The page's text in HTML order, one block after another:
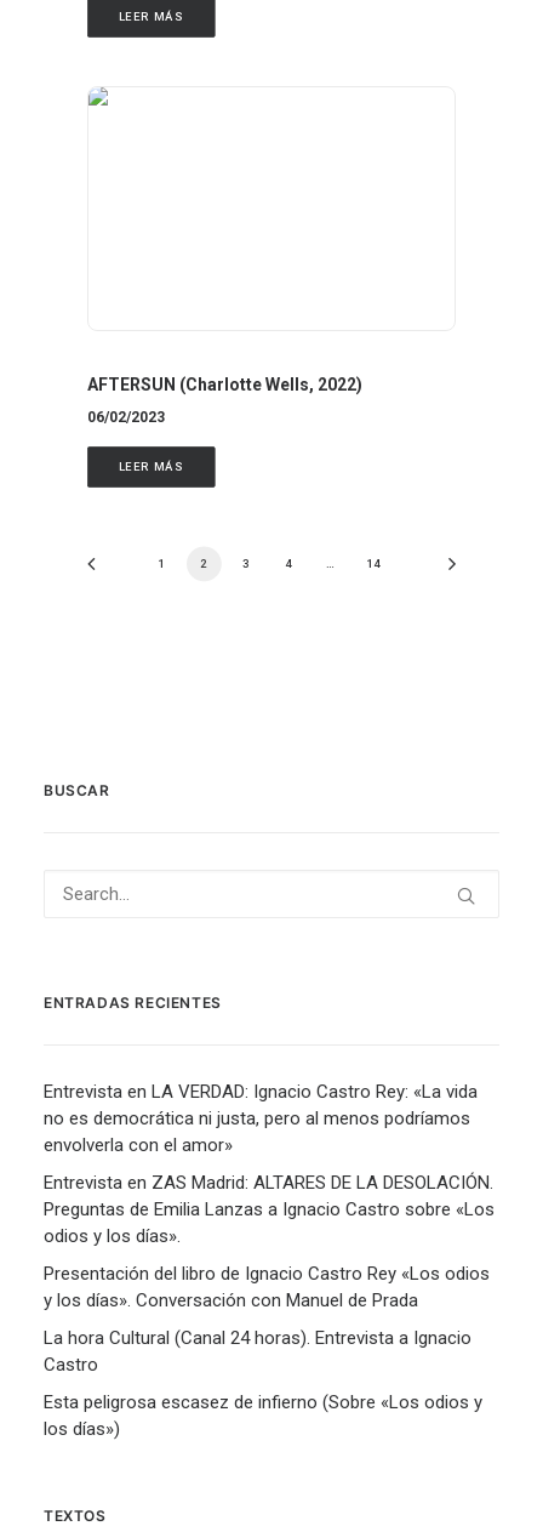
LEER MÁS
AFTERSUN (Charlotte Wells, 2022)
06/02/2023
LEER MÁS
1 2 3 4 14
BUSCAR
ENTRADAS RECIENTES
Entrevista en LA VERDAD: Ignacio Castro Rey: «La vida
no es democrática ni justa, pero al menos podríamos
envolverla con el amor»
Entrevista en ZAS Madrid: ALTARES DE LA DESOLACIÓN.
Preguntas de Emilia Lanzas a Ignacio Castro sobre «Los
odios y los días».
Presentación del libro de Ignacio Castro Rey «Los odios
y los días». Conversación con Manuel de Prada
La hora Cultural (Canal 24 horas). Entrevista a Ignacio
Castro
Esta peligrosa escasez de infierno (Sobre «Los odios y
los días»)
TEXTOS